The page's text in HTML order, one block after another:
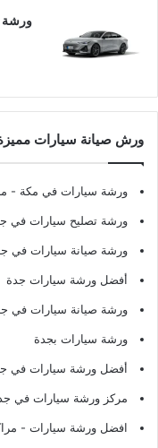
ورشة
ورش صيانة سيارات
ورشة سيارات في مكة -
ورشة تصليح سيارات في
ورشة صيانة سيارات في
أفضل ورشة سيارات جدة
ورشة صيانة سيارات في
ورشة سيارات بجدة
أفضل ورشة سيارات في
مركز ورشة سيارات في
افضل ورشة سيارات -